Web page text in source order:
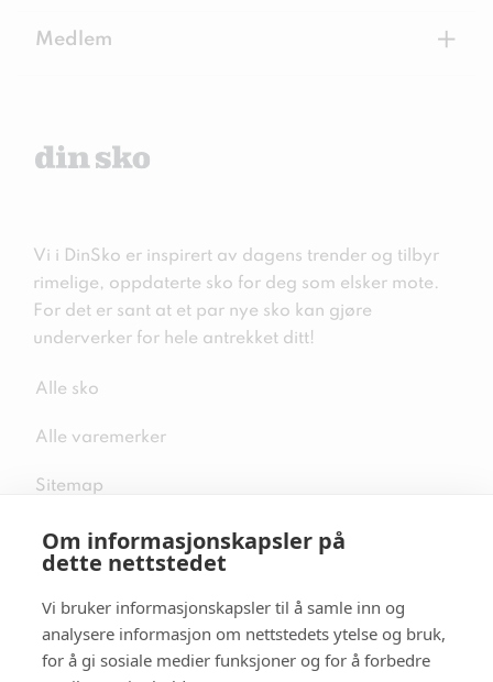
Om informasjonskapsler på
dette nettstedet
Vi bruker informasjonskapsler til å samle inn og
analysere informasjon om nettstedets ytelse og bruk,
for å gi sosiale medier funksjoner og for å forbedre
Medlem +
Vi i DinSko er inspirert av dagens trender og tilbyr
rimelige, oppdaterte sko for deg som elsker mote.
For det er sant at et par nye sko kan gjøre
underverker for hele antrekket ditt!
Alle sko
Alle varemerker
Sitemap
Følg oss i sosiale medier